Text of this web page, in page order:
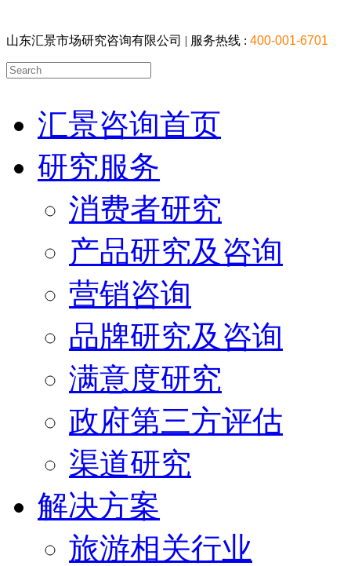
山东汇景市场研究咨询有限公司 | 服务热线 : 400-001-6701
汇景咨询首页
研究服务
消费者研究
产品研究及咨询
营销咨询
品牌研究及咨询
满意度研究
政府第三方评估
渠道研究
解决方案
旅游相关行业